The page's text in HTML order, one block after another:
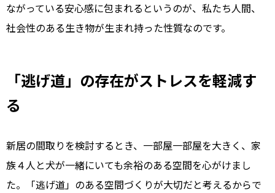
ながっている安心感に包まれるというのが、私たち人間、
社会性のある生き物が生まれ持った性質なのです。
「逃げ道」の存在がストレスを軽減す
る
新居の間取りを検討するとき、一部屋一部屋を大きく、家
族４人と犬が一緒にいても余裕のある空間を心がけまし
た。「逃げ道」のある空間づくりが大切だと考えるからで